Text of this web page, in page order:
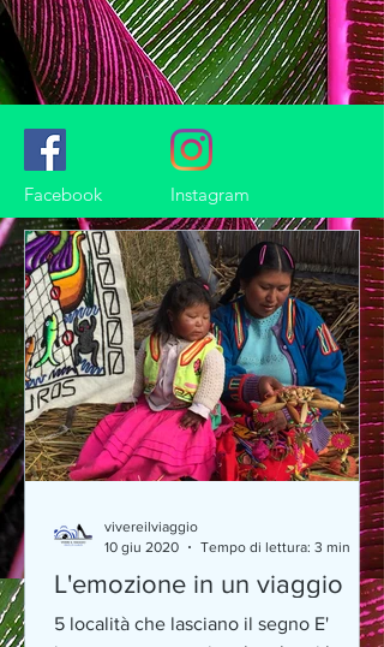
Facebook Instagram
L'emozione in un viaggio
5 località che lasciano il segno E'
vivereilviaggio
10 giu 2020
Tempo di lettura: 3 min